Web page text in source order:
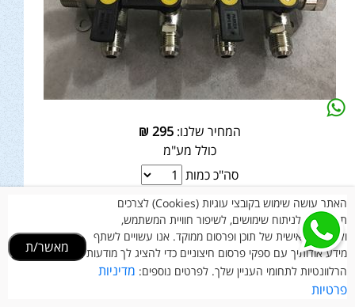
המחיר שלנו:295
₪
כולל מע"מ
סה"כ כמות
פרטים נוספים
🔥 מבצעים חמים 🔥
האתר עושה שימוש בקובצי עוגיות (Cookies) לצרכים
תפעוליים, לניתוח שימושים, לשיפור חוויית המשתמש,
ולהתאמה אישית של תוכן ופרסום ממוקד. אנו עשויים לשתף
מידע אודותיך עם ספקי פרסום חיצוניים כדי להציג לך מודעות
הרלוונטיות לתחומי העניין שלך. לפרטים נוספים: מדיניות
פרטיות
מאשר/ת